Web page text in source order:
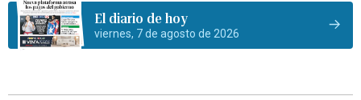
El diario de hoy
viernes, 7 de agosto de 2026